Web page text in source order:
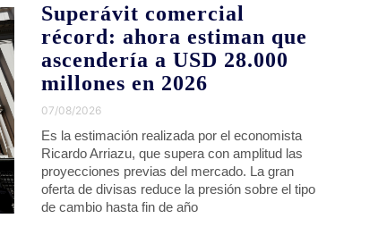
Superávit comercial
récord: ahora estiman que
ascendería a USD 28.000
millones en 2026
07/08/2026
Es la estimación realizada por el economista
Ricardo Arriazu, que supera con amplitud las
proyecciones previas del mercado. La gran
oferta de divisas reduce la presión sobre el tipo
de cambio hasta fin de año